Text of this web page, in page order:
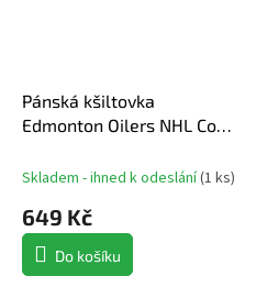
Pánská kšiltovka
Edmonton Oilers NHL Cold
Skladem - ihned k odeslání(1 ks)
649 Kč
Do košíku